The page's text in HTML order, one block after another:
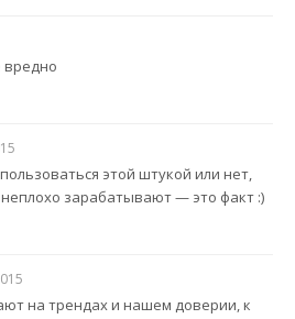
вредно
этой штукой или нет,
зарабатывают — это факт :)
на трендах и нашем доверии, к